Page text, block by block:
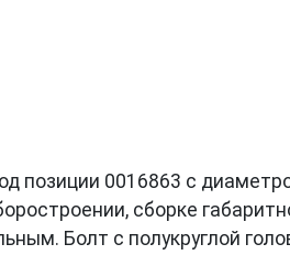
позиции 0016863 с
сборке
Болт с полукруглой